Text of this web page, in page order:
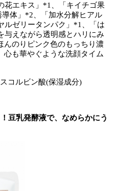
花エキス」*1、「キイチゴ果
体」*2、「加水分解ヒアル
ルゼリータンパク」*1、「は
与えながら透明感とハリにみ
んのりピンク色のもっちり濃
心も華やぐような洗顔タイム
コルビン酸(保湿成分)
豆乳発酵液で、なめらかにう